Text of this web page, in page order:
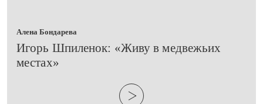
Алена Бондарева
​Игорь Шпиленок: «Живу в медвежьих
местах»